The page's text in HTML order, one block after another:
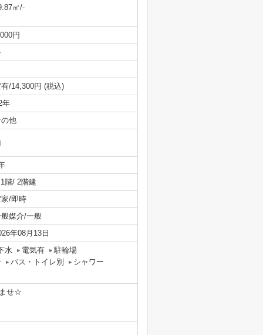
㎡/-
円
/14,300円 (税込)
年
他
階/ 2階建
/即時
媒介/一般
年08月13日
水
電気有
駐輪場
バス・トイレ別 シャワー
せ☆